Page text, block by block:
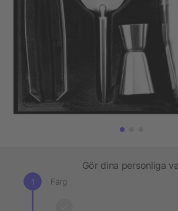
Gör dina personliga
Färg